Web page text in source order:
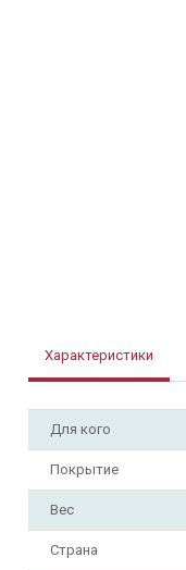
Характеристики
Для кого
Покрытие
Вес
Страна